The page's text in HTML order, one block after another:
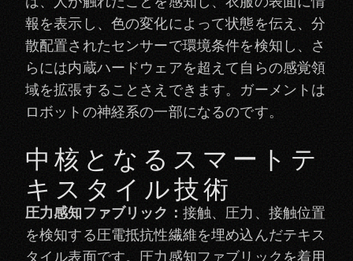
報を表示し、色の変化によって状態を伝え、分
散配置されたセンサーで環境条件を検知し、さ
らには内蔵ハードウェアを超えて自らの感覚領
域を拡張することさえできます。ガーメントは
ロボットの神経系の一部になるのです。
中核となるスマートテ
キスタイル技術
圧力感知ファブリック： 接触、圧力、接触位置
を検知する圧電抵抗性繊維を埋め込んだテキス
タイル表面です。圧力感知ファブリックを着用